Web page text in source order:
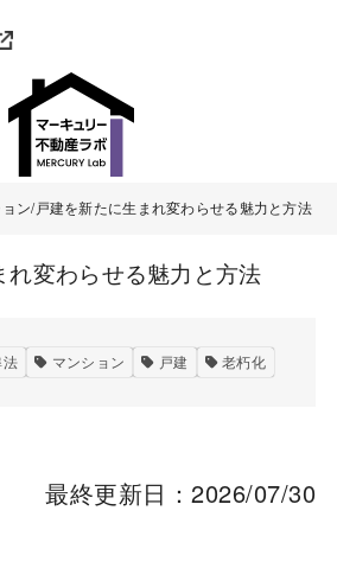
ン 戸建を新たに生まれ変わらせる魅力と方法
れ変わらせる魅力と方法
マンション 戸建 老朽化
最終更新日：2026/07/30